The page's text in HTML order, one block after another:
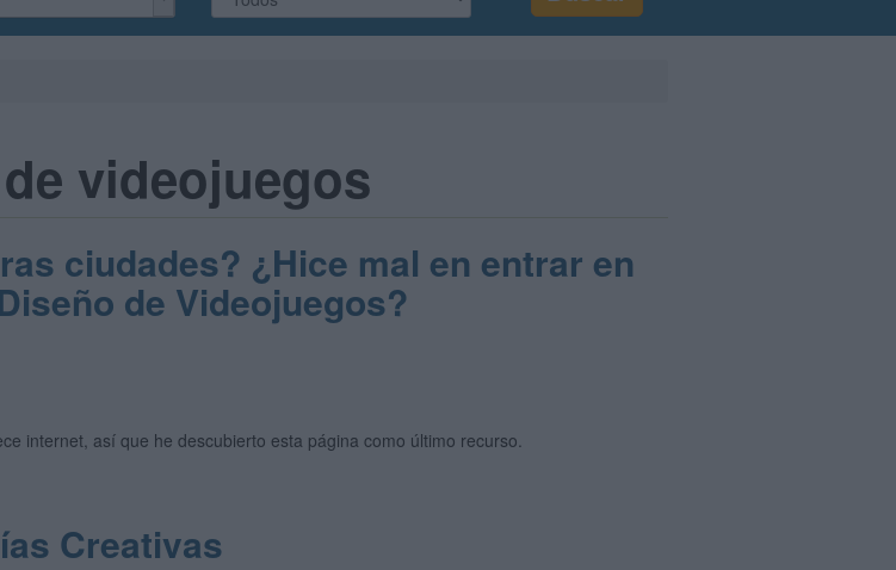
videojuegos
ciudades? ¿Hice mal en entrar en
de Videojuegos?
internet, así que he descubierto esta página como último recurso.
Creativas